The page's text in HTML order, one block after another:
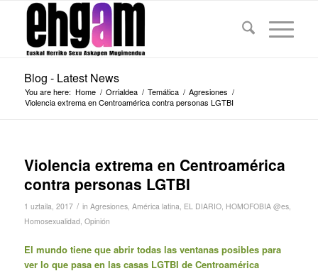
Blog - Latest News
You are here: Home / Orrialdea / Temática / Agresiones /
Violencia extrema en Centroamérica contra personas LGTBI
Violencia extrema en Centroamérica
contra personas LGTBI
1 uztaila, 2017 / in Agresiones, América latina, EL DIARIO, HOMOFOBIA @es,
Homosexualidad, Opinión
El mundo tiene que abrir todas las ventanas posibles para
ver lo que pasa en las casas LGTBI de Centroamérica